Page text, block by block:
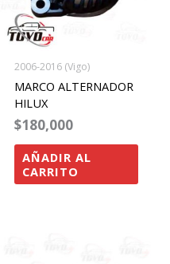
2006-2016 (Vigo)
MARCO ALTERNADOR
HILUX
$180,000
AÑADIR AL
CARRITO